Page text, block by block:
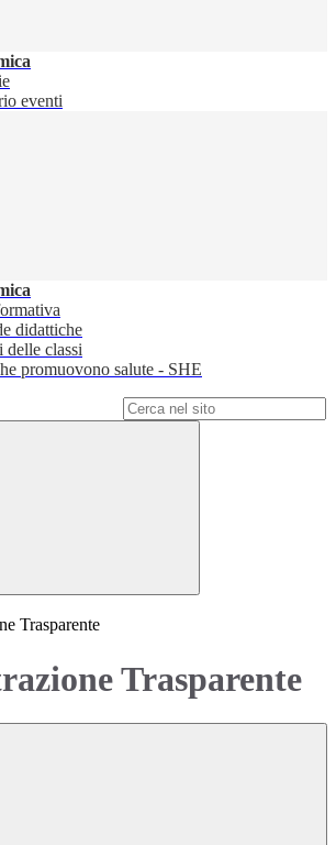
eventi
didattiche
delle classi
promuovono salute - SHE
Trasparente
Trasparente